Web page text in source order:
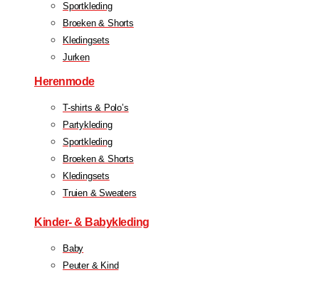
Sportkleding
Broeken & Shorts
Kledingsets
Jurken
Herenmode
T-shirts & Polo’s
Partykleding
Sportkleding
Broeken & Shorts
Kledingsets
Truien & Sweaters
Kinder- & Babykleding
Baby
Peuter & Kind